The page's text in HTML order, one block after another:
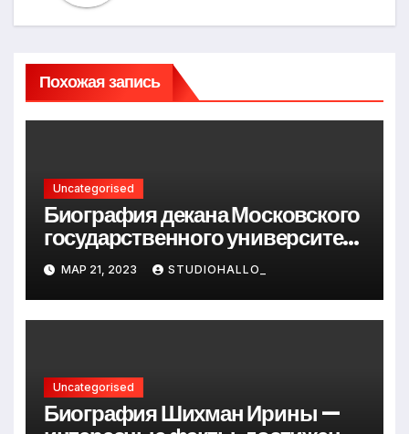
Похожая запись
Uncategorised
Биография декана Московского
государственного университета
Андрея Сидорова — от студента
до руководителя
МАР 21, 2023 STUDIOHALLO_
Uncategorised
Биография Шихман Ирины —